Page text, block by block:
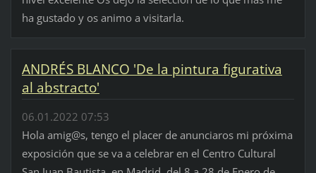
ha gustado y os animo a visitarla.
ANDRÉS BLANCO 'De la pintura figurativa
al abstracto'
06.01.2022 07:53
Hola amig@s, tengo el placer de anunciaros mi próxima
exposición que se va a celebrar en el Centro Cultural